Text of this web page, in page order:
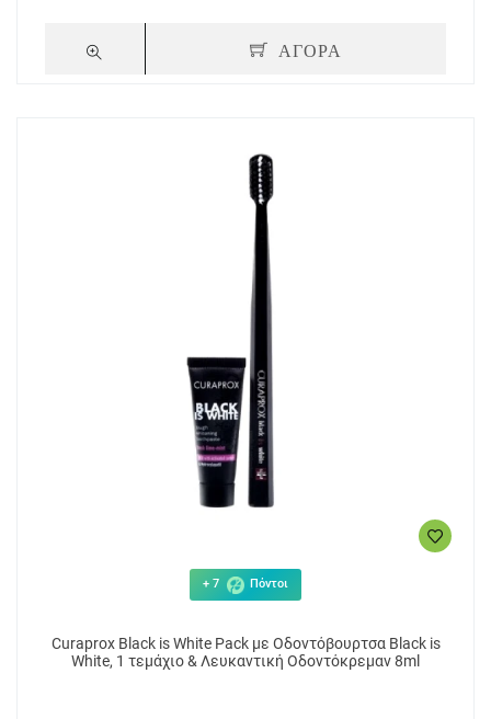
ΑΓΟΡΑ
+ 7 Πόντοι
Curaprox Black is White Pack με Οδοντόβουρτσα Black is
White, 1 τεμάχιο & Λευκαντική Οδοντόκρεμαv 8ml